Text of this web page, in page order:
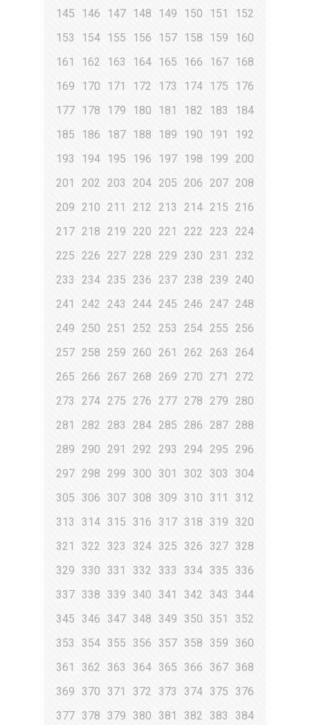
145
146 147 148 149 150 151
152
153
154 155 156 157 158 159
160
161
162 163 164 165 166 167 168
169
170 171 172 173 174 175
176
177 178 179 180 181 182 183
184
185
186 187 188 189 190 191
192
193
194 195 196 197 198 199
200
201
202 203 204 205 206 207 208
209
210 211 212 213 214 215
216
217 218 219 220 221 222 223
224
225
226 227 228 229 230 231
232
233
234 235 236 237 238 239
240
241
242 243 244 245 246 247 248
249
250 251 252 253 254 255
256
257 258 259 260 261 262 263
264
265
266 267 268 269 270 271
272
273
274 275 276 277 278 279
280
281
282 283 284 285 286 287 288
289
290 291 292 293 294 295
296
297 298 299 300 301 302 303
304
305
306 307 308 309 310 311
312
313
314 315 316 317 318 319
320
321
322 323 324 325 326 327 328
329
330 331 332 333 334 335
336
337 338 339 340 341 342 343
344
345
346 347 348 349 350 351
352
353
354 355 356 357 358 359 360
361
362 363 364 365 366 367 368
369
370 371 372 373 374 375 376
377 378 379 380 381 382 383 384